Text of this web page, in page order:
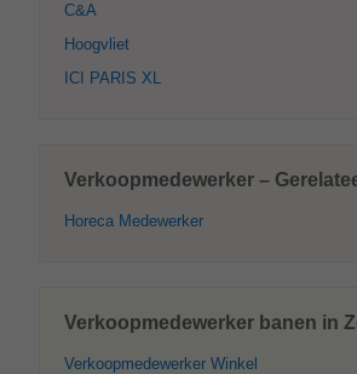
C&A
Hoogvliet
ICI PARIS XL
Verkoopmedewerker –
Horeca Medewerker
Verkoopmedewerker banen in
Verkoopmedewerker Winkel